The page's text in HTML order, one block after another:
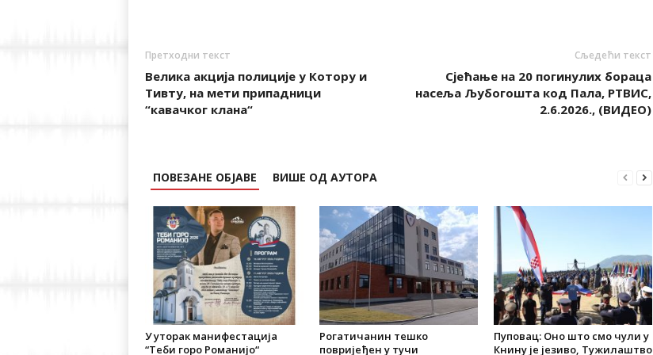
Претходни текст
Велика акција полиције у Котору и
Тивту, на мети припадници
“кавачког клана“
Сљедећи текст
Сјећање на 20 погинулих бораца
насеља Љубогошта код Пала, РТВИС,
2.6.2026., (ВИДЕО)
ПОВЕЗАНЕ ОБЈАВЕ ВИШЕ ОД АУТОРА
У уторак манифестација
“Теби горо Романијо“
Рогатичанин тешко
повријеђен у тучи
Пуповац: Оно што смо чули у
Книну је језиво, Тужилаштво